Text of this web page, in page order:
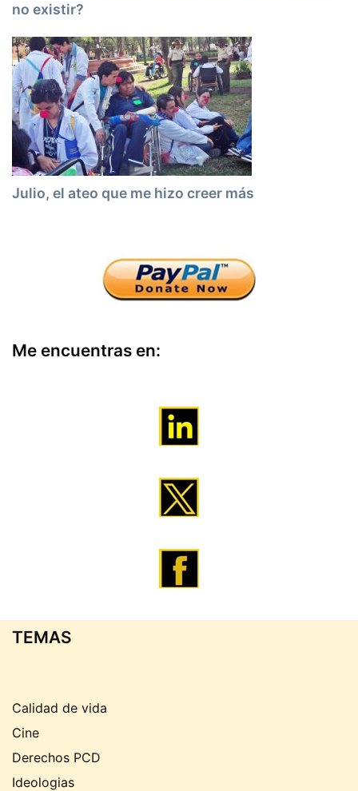
no existir?
Julio, el ateo que me hizo creer más
Me encuentras en:
TEMAS
Calidad de vida
Cine
Derechos PCD
Ideologias